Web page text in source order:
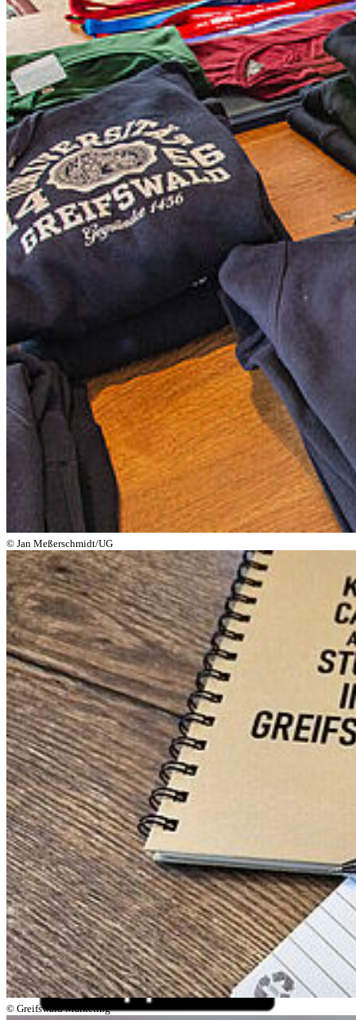
© Jan Meßerschmidt/UG
© Greifswald Marketing
Weiter
Go to slide 1
Go to slide 2
Go to slide 3
Go to slide 4
Uniladen
Der Uniladen befindet sich in der Greifswald-Information direkt am
Markt. Einzelne Produkte können über die Internetseite des
Greifswald-Marketings bestellt werden.
Soziale Medien
Instagram
LinkedIn
Facebook
YouTube
Mastodon
Bluesky
Uniapp